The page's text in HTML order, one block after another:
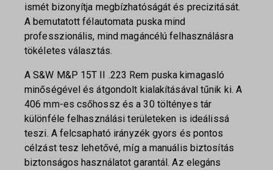
ismét bizonyítja megbízhatóságát és precizitását.
A bemutatott félautomata puska mind
professzionális, mind magáncélú felhasználásra
tökéletes választás.
A S&W M&P 15T II .223 Rem puska kimagasló
minőségével és átgondolt kialakításával tűnik ki. A
406 mm-es csőhossz és a 30 töltényes tár
különféle felhasználási területeken is ideálissá
teszi. A felcsapható irányzék gyors és pontos
célzást tesz lehetővé, míg a manuális biztosítás
biztonságos használatot garantál. Az elegáns